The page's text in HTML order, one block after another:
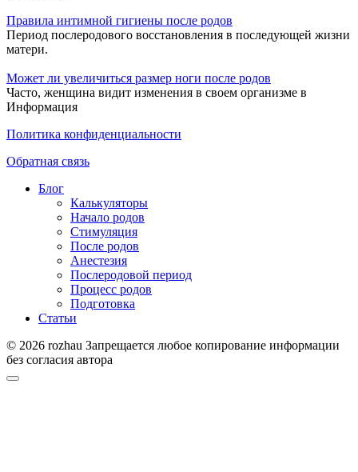
Правила интимной гигиены после родов
Период послеродового восстановления в последующей жизни
матери.
Может ли увеличиться размер ноги после родов
Часто, женщина видит изменения в своем организме в
Информация
Политика конфиденциальности
Обратная связь
Блог
Калькуляторы
Начало родов
Стимуляция
После родов
Анестезия
Послеродовой период
Процесс родов
Подготовка
Статьи
© 2026 rozhau Запрещается любое копирование информации
без согласия автора